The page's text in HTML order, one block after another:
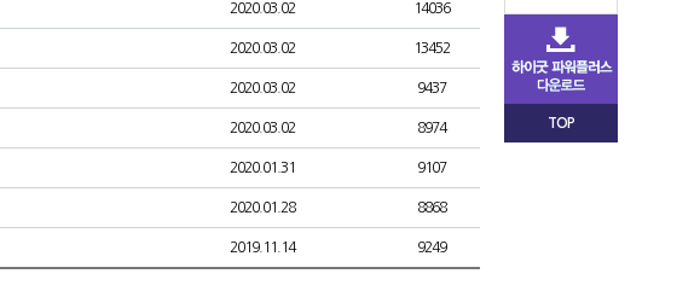
2020.03.02 14036
2020.03.02 13452
2020.03.02 9437
2020.03.02 8974
2020.01.31 9107
2020.01.28 8868
2019.11.14 9249
TOP